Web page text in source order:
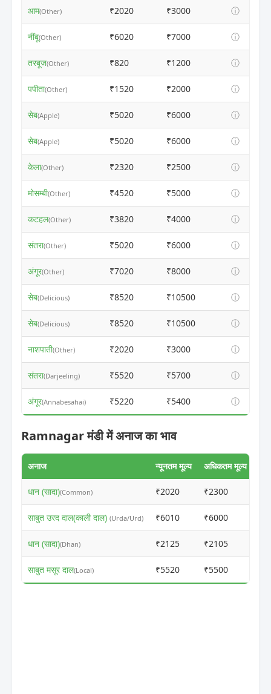
आम(Other) ₹2020 ₹3000 ⓘ
नींबू(Other) ₹6020 ₹7000 ⓘ
तरबूज(Other) ₹820 ₹1200 ⓘ
पपीता(Other) ₹1520 ₹2000 ⓘ
सेब(Apple) ₹5020 ₹6000 ⓘ
सेब(Apple) ₹5020 ₹6000 ⓘ
केला(Other) ₹2320 ₹2500 ⓘ
मोसम्बी(Other) ₹4520 ₹5000 ⓘ
कटहल(Other) ₹3820 ₹4000 ⓘ
संतरा(Other) ₹5020 ₹6000 ⓘ
अंगूर(Other) ₹7020 ₹8000 ⓘ
सेब(Delicious) ₹8520 ₹10500 ⓘ
सेब(Delicious) ₹8520 ₹10500 ⓘ
नाशपाती(Other) ₹2020 ₹3000 ⓘ
संतरा(Darjeeling) ₹5520 ₹5700 ⓘ
अंगूर(Annabesahai) ₹5220 ₹5400 ⓘ
Ramnagar मंडी में अनाज का भाव
अनाज न्यूनतम मूल्य अधिकतम मूल्य
धान (सादा)(Common) ₹2020 ₹2300
साबुत उरद दाल(काली दाल) (Urda/Urd) ₹6010 ₹6000
धान (सादा)(Dhan) ₹2125 ₹2105
साबुत मसूर दाल(Local) ₹5520 ₹5500